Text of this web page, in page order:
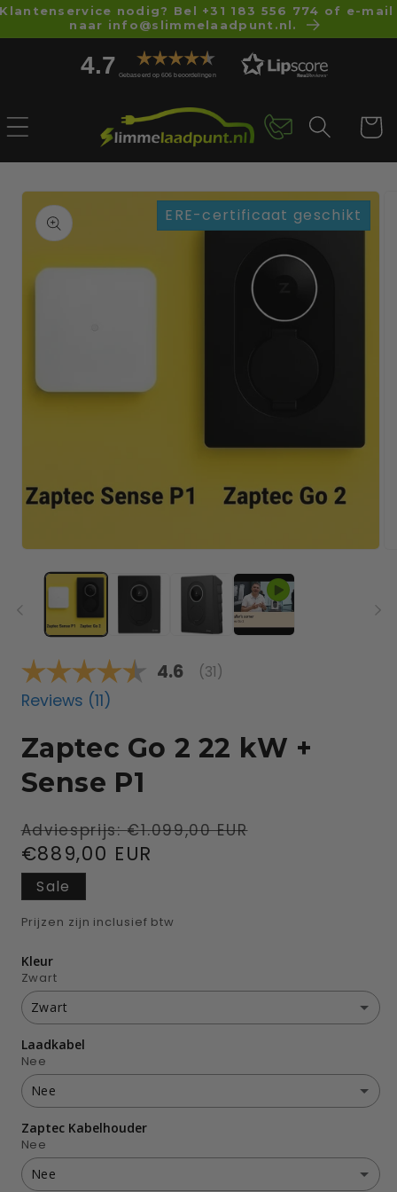
Meteen
naar de
content
Klantenservice nodig? Bel +31 183 556 774 of e-mail
naar info@slimmelaadpunt.nl.
4.7 Gebaseerd op 606 beoordelingen
direct naar
ERE-certificaat geschikt
openen
modaal
Gemiddelde beoordeling:
4.6 (aantal stemmen:
31)
Reviews (11)
Zaptec Go 2 22 kW +
Sense P1
Normale
prijs
Adviesprijs:€1.099,00 EUR
€889,00 EUR
Sale
Prijzen zijn inclusief btw
Kleur
Zwart
Zwart
Zwart
(+ €49,00 EUR)
Hemel blauw
(+ €49,00 EUR)
Laadkabel
Nee
Nee
Nee
Zaptec Kabelhouder
Nee
Nee